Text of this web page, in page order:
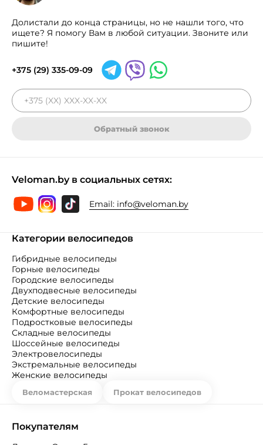
Долистали до конца страницы, но не нашли того, что
ищете? Я помогу Вам в любой ситуации. Звоните или
пишите!
+375 (29) 335-09-09
Обратный звонок
Veloman.by в социальных сетях:
Email: info@veloman.by
Категории велосипедов
Гибридные велосипеды
Горные велосипеды
Городские велосипеды
Двухподвесные велосипеды
Детские велосипеды
Комфортные велосипеды
Подростковые велосипеды
Складные велосипеды
Шоссейные велосипеды
Электровелосипеды
Экстремальные велосипеды
Женские велосипеды
Веломастерская Прокат велосипедов
Покупателям